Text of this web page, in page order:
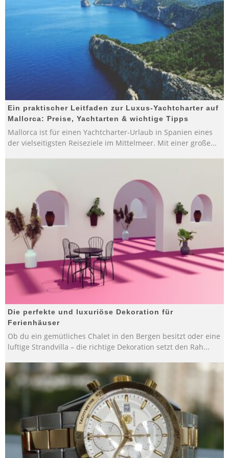
Ein praktischer Leitfaden zur Luxus-Yachtcharter auf
Mallorca: Preise, Yachtarten & wichtige Tipps
Mallorca ist für einen Yachtcharter-Urlaub in Spanien eines
der vielseitigsten Reiseziele im Mittelmeer. Mit einer große...
Die perfekte und luxuriöse Dekoration für
Ferienhäuser
Ob du ein gemütliches Chalet in den Bergen besitzt oder eine
luftige Strandvilla – die richtige Dekoration setzt den Rah...